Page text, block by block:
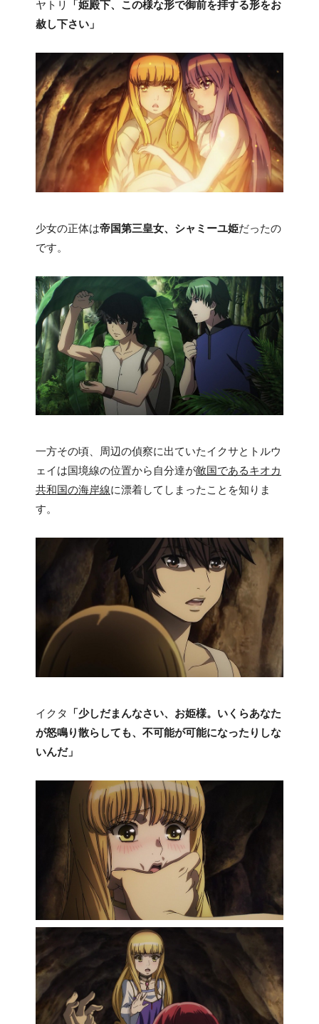
ヤトリ
「姫殿下、この様な形で御前を拝する形をお
赦し下さい」
少女の正体は帝国第三皇女、シャミーユ姫だったの
です。
一方その頃、周辺の偵察に出ていたイクサとトルウ
ェイは国境線の位置から自分達が敵国であるキオカ
共和国の海岸線に漂着してしまったことを知りま
す。
イクタ
「少しだまんなさい、お姫様。いくらあなた
が怒鳴り散らしても、不可能が可能になったりしな
いんだ」